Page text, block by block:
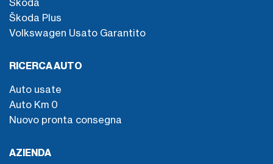
Škoda
Škoda Plus
Volkswagen Usato Garantito
RICERCA AUTO
Auto usate
Auto Km 0
Nuovo pronta consegna
AZIENDA